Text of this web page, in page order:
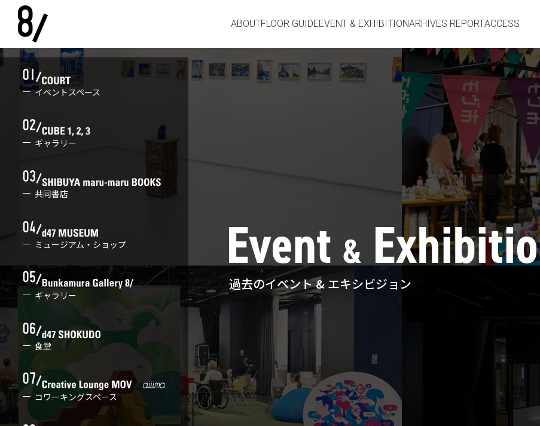
ABOUTFLOOR GUIDEEVENT & EXHIBITIONARHIVES REPORTACCESS
イベントスペース
ギャラリー
共同書店
ミュージアム・ショップ
ギャラリー
食堂
コワーキングスペース
過去のイベント & エキシビジョン